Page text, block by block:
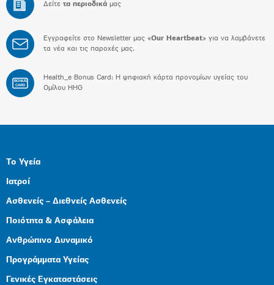
Δείτε τα περιοδικά μας
Εγγραφείτε στο Newsletter μας «Our Heartbeat» για να λαμβάνετε
τα νέα και τις παροχές μας.
BONUS
CARD
Health_e Bonus Card: H ψηφιακή κάρτα προνομίων υγείας του
Ομίλου HHG
Το Υγεία
Ιατροί
Ασθενείς – Διεθνείς Ασθενείς
Ποιότητα & Ασφάλεια
Ανθρώπινο Δυναμικό
Προγράμματα Υγείας
Γενικές Εγκαταστάσεις